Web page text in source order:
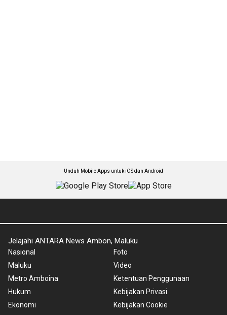
Unduh Mobile Apps untuk iOS dan Android
Jelajahi ANTARA News Ambon, Maluku
Nasional
Maluku
Metro Amboina
Hukum
Ekonomi
Foto
Video
Ketentuan Penggunaan
Kebijakan Privasi
Kebijakan Cookie